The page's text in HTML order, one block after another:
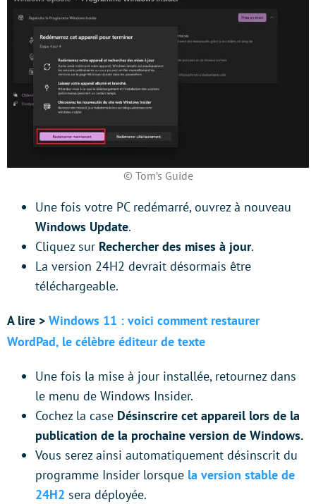
© Tom’s Guide
Une fois votre PC redémarré, ouvrez à nouveau
Windows Update.
Cliquez sur Rechercher des mises à jour.
La version 24H2 devrait désormais être
téléchargeable.
A lire > Windows 11 : voici comment restaurer
WordPad, le célèbre éditeur de texte
Une fois la mise à jour installée, retournez dans
le menu de Windows Insider.
Cochez la case Désinscrire cet appareil lors de la
publication de la prochaine version de Windows.
Vous serez ainsi automatiquement désinscrit du
programme Insider lorsque la version stable de
24H2 sera déployée.